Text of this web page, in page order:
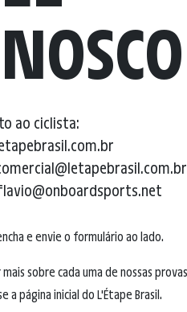
ao ciclista:
e envie o formulário ao lado.
sobre cada uma de nossas
a página inicial do L'Étape Brasil.